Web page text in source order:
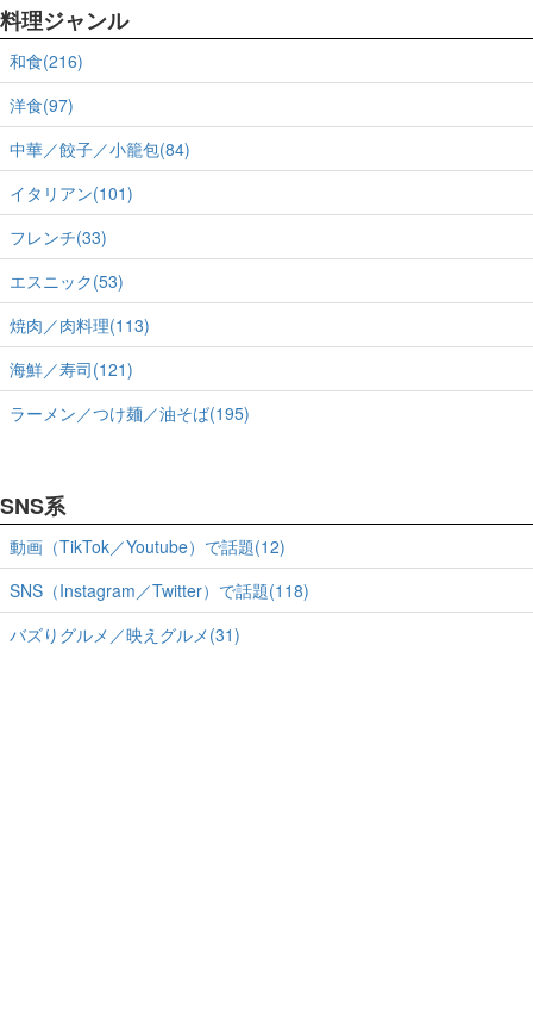
料理ジャンル
和食(216)
洋食(97)
中華／餃子／小籠包(84)
イタリアン(101)
フレンチ(33)
エスニック(53)
焼肉／肉料理(113)
海鮮／寿司(121)
ラーメン／つけ麺／油そば(195)
SNS系
動画（TikTok／Youtube）で話題(12)
SNS（Instagram／Twitter）で話題(118)
バズりグルメ／映えグルメ(31)